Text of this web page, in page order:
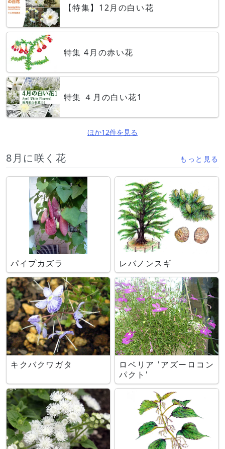
【特集】12月の白い花
特集 4月の赤い花
特集 ４月の白い花1
ほか12件を見る
8月に咲く花 もっと見る
パイプカズラ レバノンスギ
キクバクワガタ
ロベリア 'アズーロコン
パクト'